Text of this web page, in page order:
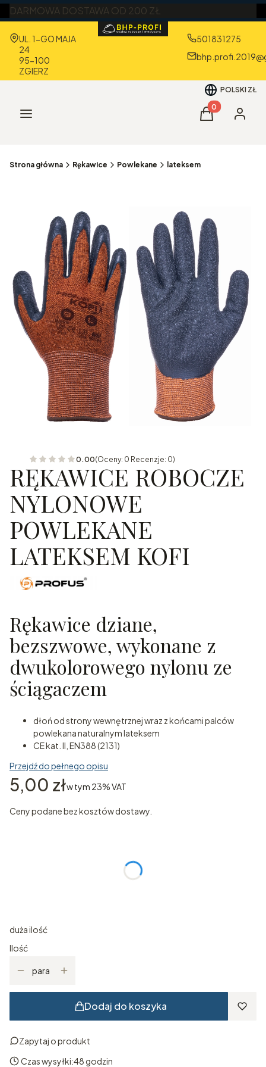
DARMOWA DOSTAWA OD 200 ZŁ
Adres:
UL. 1-GO MAJA
24
95-100
ZGIERZ
501831275
POLSKI ZŁ
Menu Produkty w
Koszyk
Strona główna Rękawice Powlekane lateksem
0.00(Oceny: 0 Recenzje: 0)
RĘKAWICE ROBOCZE
NYLONOWE
POWLEKANE
LATEKSEM KOFI
Rękawice dziane,
bezszwowe, wykonane z
dwukolorowego nylonu ze
ściągaczem
dłoń od strony wewnętrznej wraz z końcami palców
powlekana naturalnym lateksem
CE kat. II, EN388 (2131)
Przejdź do pełnego opisu
Cena
5,00 złw tym 23% VAT
w tym 23%VAT
Ceny podane bez kosztów dostawy.
duża ilość
Ilość
para
Dodaj do koszyka
Zapytaj o produkt
Czas wysyłki:48 godzin